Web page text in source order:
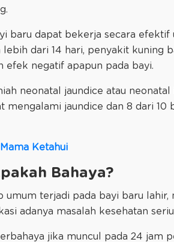
baru dapat bekerja secara
dari 14 hari, penyakit kuning
efek negatif apapun pada bayi.
neonatal jaundice atau
mengalami jaundice dan 8 dari
Ketahui
Bahaya?
umum terjadi pada bayi baru lahir,
adanya masalah kesehatan
jika muncul pada 24 jam